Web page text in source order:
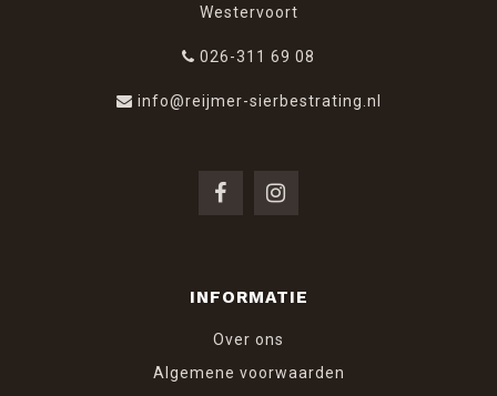
Westervoort
026-311 69 08
info@reijmer-sierbestrating.nl
INFORMATIE
Over ons
Algemene voorwaarden